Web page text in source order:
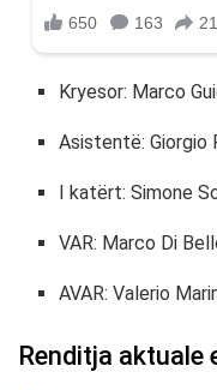
Kryesor: Marco
Asistentë:
I katërt: Simone
VAR: Marco Di
AVAR: Valerio
Renditja aktuale